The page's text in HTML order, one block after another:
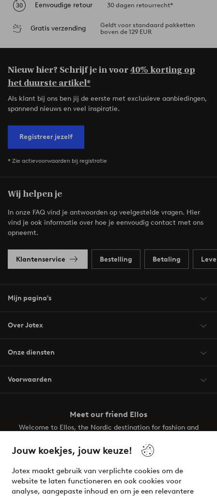
Jouw koekjes, jouw keuze!
Jotex maakt gebruik van verplichte cookies om de
website te laten functioneren en ook cookies voor
analyse, aangepaste inhoud en om je een relevantere
Eenvoudige retour 30 dagen retourrecht*
Gratis verzending
Geldt voor standaard pakketten
boven de 129 EUR
Nieuw hier? Schrijf je in voor40% korting op
het duurste artikel*
Als klant bij ons ben jij de eerste met exclusieve aanbiedingen,
spannend nieuws en veel inspiratie.
Registreer jezelf
* Zie actievoorwaarden bij registratie
Wij helpen je
In onze FAQ vind je antwoorden op veelgestelde vragen. Hier
vind je ook informatie over hoe je eenvoudig contact met ons
opneemt.
Klantenservice Bestelling Betaling
Mijn pagina's
Over Jotex
Onze diensten
Voorwaarden
Meet our friend Ellos
Welcome to Ellos, the Nordic destination for fashion and
your wardrobe. Your next inspiring look is here!